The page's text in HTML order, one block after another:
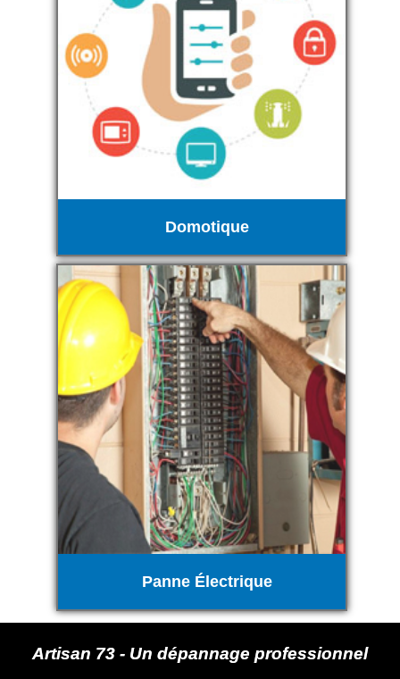
Domotique
Panne Électrique
Artisan 73 - Un dépannage professionnel